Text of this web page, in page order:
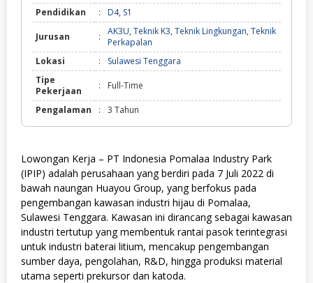
Pendidikan : D4, S1
Jurusan : AK3U, Teknik K3, Teknik Lingkungan, Teknik
Perkapalan
Lokasi
:
Sulawesi Tenggara
Tipe
Pekerjaan
: Full-Time
Pengalaman : 3 Tahun
Lowongan Kerja – PT Indonesia Pomalaa Industry Park
(IPIP) adalah perusahaan yang berdiri pada 7 Juli 2022 di
bawah naungan Huayou Group, yang berfokus pada
pengembangan kawasan industri hijau di Pomalaa,
Sulawesi Tenggara. Kawasan ini dirancang sebagai kawasan
industri tertutup yang membentuk rantai pasok terintegrasi
untuk industri baterai litium, mencakup pengembangan
sumber daya, pengolahan, R&D, hingga produksi material
utama seperti prekursor dan katoda.